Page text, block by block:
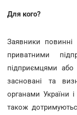
Для кого?
Заявники повинні
приватними
підприємцями
засновані та
органами України
також